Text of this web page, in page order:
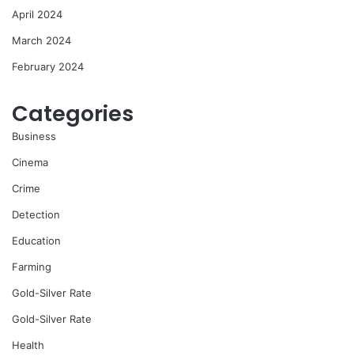
April 2024
March 2024
February 2024
Categories
Business
Cinema
Crime
Detection
Education
Farming
Gold-Silver Rate
Gold-Silver Rate
Health